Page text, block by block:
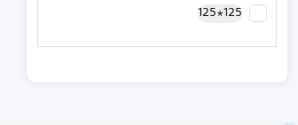
125*125